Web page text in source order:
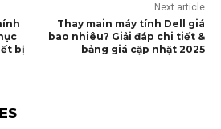
bị
Next article
Thay main máy tính Dell giá
bao nhiêu? Giải đáp chi tiết &
bảng giá cập nhật 2025